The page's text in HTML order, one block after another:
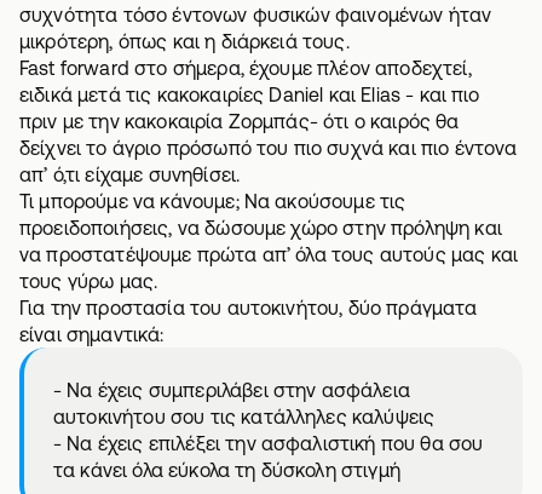
συχνότητα τόσο έντονων φυσικών φαινομένων ήταν
μικρότερη, όπως και η διάρκειά τους.
Fast forward στο σήμερα, έχουμε πλέον αποδεχτεί,
ειδικά μετά τις κακοκαιρίες Daniel και Elias - και πιο
πριν με την κακοκαιρία Ζορμπάς- ότι ο καιρός θα
δείχνει το άγριο πρόσωπό του πιο συχνά και πιο έντονα
απ’ ό,τι είχαμε συνηθίσει.
Τι μπορούμε να κάνουμε; Να ακούσουμε τις
προειδοποιήσεις, να δώσουμε χώρο στην πρόληψη και
να προστατέψουμε πρώτα απ’ όλα τους αυτούς μας και
τους γύρω μας.
Για την προστασία του αυτοκινήτου, δύο πράγματα
είναι σημαντικά:
- Να έχεις συμπεριλάβει στην ασφάλεια
αυτοκινήτου σου τις κατάλληλες καλύψεις
- Να έχεις επιλέξει την ασφαλιστική που θα σου
τα κάνει όλα εύκολα τη δύσκολη στιγμή